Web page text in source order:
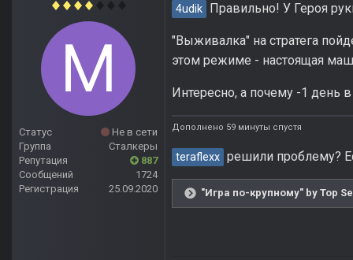
Статус
Не в сети
Группа
Сталкеры
Репутация
887
Сообщений
1724
Регистрация
25.09.2020
4udik Правильно! У Героя
"Выживалка" на стратега
этом режиме - настоящая
Интересно, а почему -1 день
Дополнено 59 минуты спустя
teraflexx решили проблему?
"Игра по-крупному" by Top